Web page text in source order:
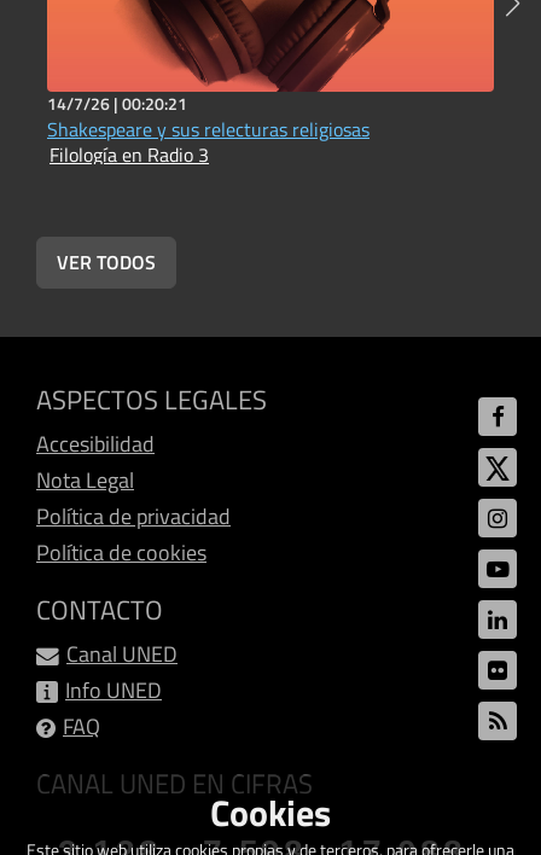
14/7/26 |00:20:21
Shakespeare y sus relecturas religiosas
Filología en Radio 3
VER TODOS
ASPECTOS LEGALES
Accesibilidad
Nota Legal
Política de privacidad
Política de cookies
CONTACTO
Canal UNED
Info UNED
FAQ
CANAL UNED EN CIFRAS
Cookies
Este sitio web utiliza cookies propias y de terceros, para ofrecerle una